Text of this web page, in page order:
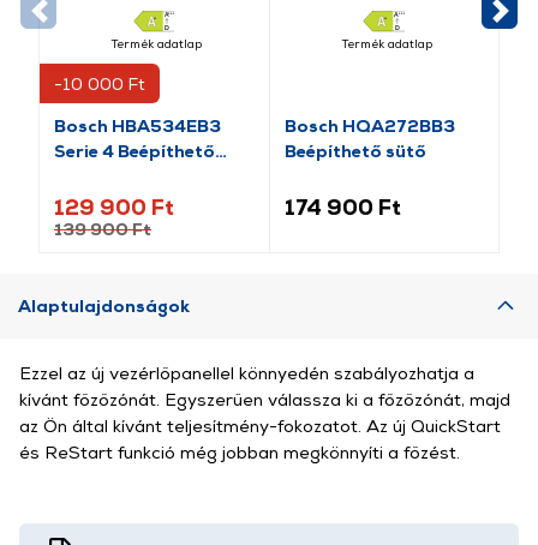
-10 000 Ft
Termék adatlap
Bosch HBA534EB3
Serie 4 Beépíthető
129 900 Ft
139 900 Ft
Termék adatlap
Bosch HQA272BB3
Beépíthető sütő
174 900 Ft
Alaptulajdonságok
Ezzel az új vezérlőpanellel könnyedén szabályozhatja a
kívánt főzőzónát. Egyszerűen válassza ki a főzőzónát, majd
az Ön által kívánt teljesítmény-fokozatot. Az új QuickStart
és ReStart funkció még jobban megkönnyíti a főzést.